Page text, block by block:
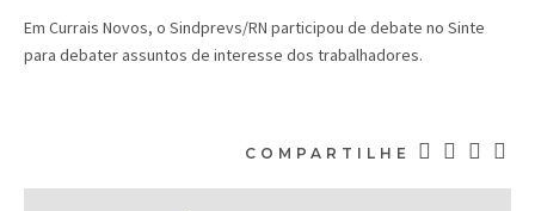
Em Currais Novos, o Sindprevs/RN participou de debate no Sinte
para debater assuntos de interesse dos trabalhadores.
COMPARTILHE